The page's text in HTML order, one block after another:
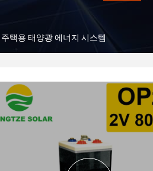
택용 태양광 에너지 시스템